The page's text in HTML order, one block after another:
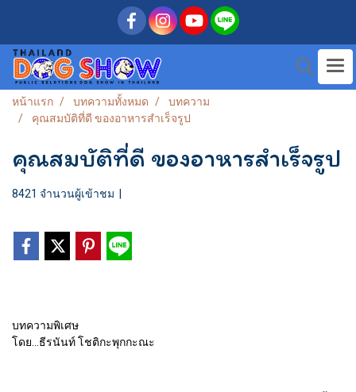
หน้าแรก บทความทั้งหมด
บทความ
คุณสมบัติที่ดี ของอาหารสำเร็จรูป
คุณสมบัติที่ดี ของอาหารสำเร็จรูป
8421 จำนวนผู้เข้าชม
บทความพิเศษ
โดย...ธีรนันท์ โชติกะพุกกะณะ